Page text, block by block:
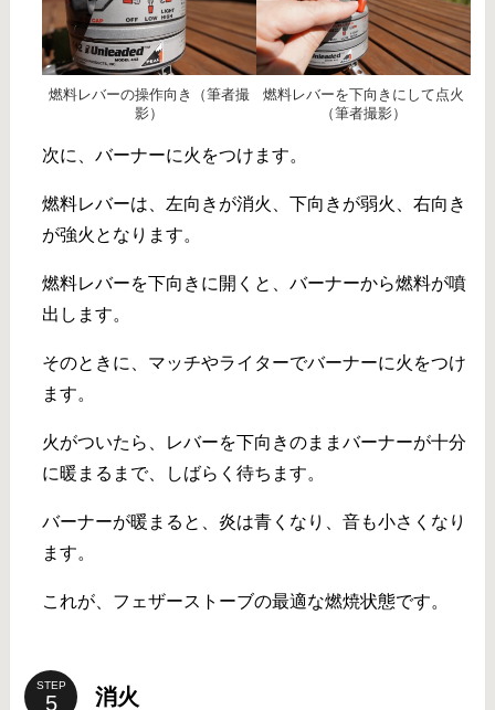
燃料レバーの操作向き（筆者撮
影）
燃料レバーを下向きにして点火
（筆者撮影）
次に、バーナーに火をつけます。
燃料レバーは、左向きが消火、下向きが弱火、右向き
が強火となります。
燃料レバーを下向きに開くと、バーナーから燃料が噴
出します。
そのときに、マッチやライターでバーナーに火をつけ
ます。
火がついたら、レバーを下向きのままバーナーが十分
に暖まるまで、しばらく待ちます。
バーナーが暖まると、炎は青くなり、音も小さくなり
ます。
これが、フェザーストーブの最適な燃焼状態です。
STEP 消火